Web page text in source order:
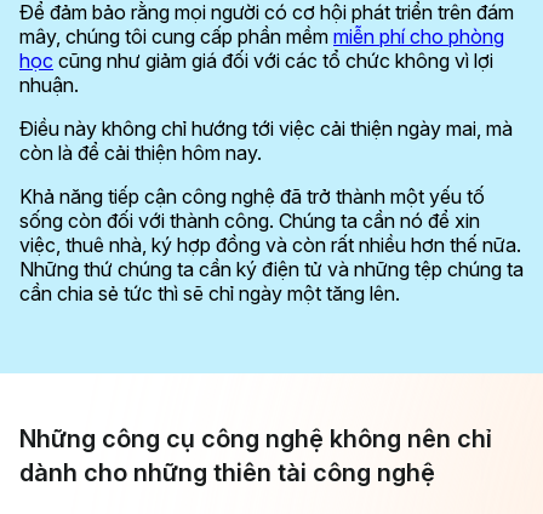
Để đảm bảo rằng mọi người có cơ hội phát triển trên đám
mây, chúng tôi cung cấp phần mềm miễn phí cho phòng
học cũng như giảm giá đối với các tổ chức không vì lợi
nhuận.
Điều này không chỉ hướng tới việc cải thiện ngày mai, mà
còn là để cải thiện hôm nay.
Khả năng tiếp cận công nghệ đã trở thành một yếu tố
sống còn đối với thành công. Chúng ta cần nó để xin
việc, thuê nhà, ký hợp đồng và còn rất nhiều hơn thế nữa.
Những thứ chúng ta cần ký điện tử và những tệp chúng ta
cần chia sẻ tức thì sẽ chỉ ngày một tăng lên.
Những công cụ công nghệ không nên chỉ
dành cho những thiên tài công nghệ